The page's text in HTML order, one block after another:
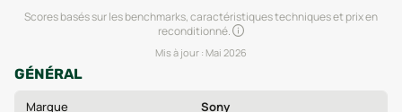
Scores basés sur les benchmarks, caractéristiques techniques et prix en
reconditionné.
Mis à jour : Mai 2026
GÉNÉRAL
Marque
Sony